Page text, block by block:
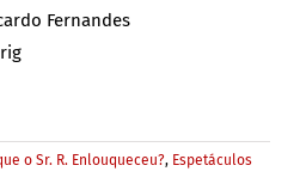
Fernandes
o Sr. R. Enlouqueceu?, Espetáculos